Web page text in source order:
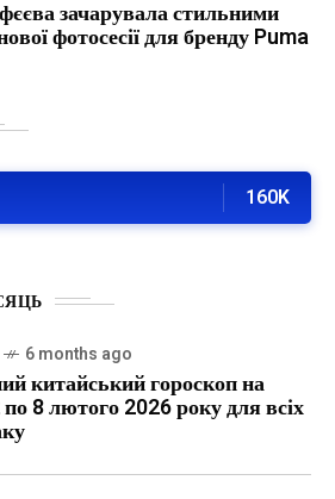
зачарувала стильними
фотосесії для бренду Puma
160K
6 months ago
китайський гороскоп на
8 лютого 2026 року для всіх